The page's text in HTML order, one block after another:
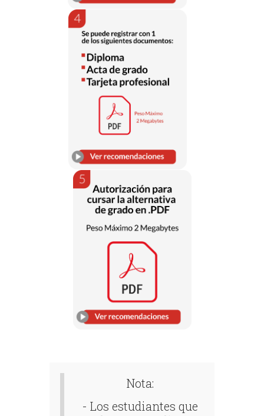
Nota:
- Los estudiantes que